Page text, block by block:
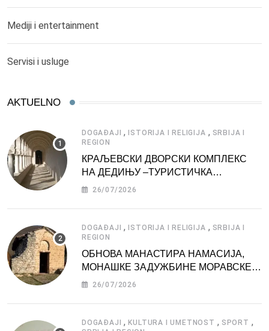
Mediji i entertainment
Servisi i usluge
AKTUELNO
DOGAĐAJI , ISTORIJA I RELIGIJA , SRBIJA I
REGION
КРАЉЕВСКИ ДВОРСКИ КОМПЛЕКС
НА ДЕДИЊУ –ТУРИСТИЧКА
АТРАКЦИЈА
26/07/2026
DOGAĐAJI , ISTORIJA I RELIGIJA , SRBIJA I
REGION
ОБНОВА МАНАСТИРА НАМАСИЈА,
МОНАШКЕ ЗАДУЖБИНЕ МОРАВСКЕ
СРБИЈЕ
26/07/2026
DOGAĐAJI ,KULTURA I UMETNOST , SPORT ,